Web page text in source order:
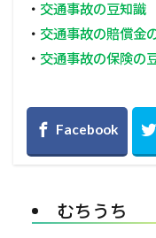
・ 交通事故の豆知識
・ 交通事故の賠償金
・ 交通事故の保険の
むちうち